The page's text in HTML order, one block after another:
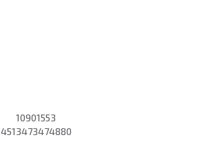
10901553
4513473474880